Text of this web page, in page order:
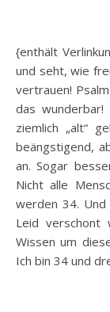
{enthält Verlinkungen / unbeauftragte Werbung} Schmeckt
und seht, wie
vertrauen!
das
ziemlich „alt“
beängstigend,
an. Sogar
Nicht alle
werden 34.
Leid
Wissen um
Ich bin 34 und